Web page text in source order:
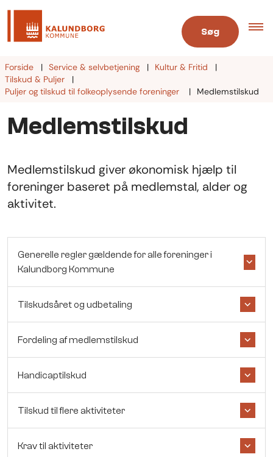
Søg
Forside Service & selvbetjening
Kultur & Fritid
Tilskud & Puljer
Puljer og tilskud til folkeoplysende foreninger
Medlemstilskud
Medlemstilskud
Medlemstilskud giver økonomisk hjælp til
foreninger baseret på medlemstal, alder og
aktivitet.
Generelle regler gældende for alle foreninger i
Kalundborg Kommune
Tilskudsåret og udbetaling
Fordeling af medlemstilskud
Handicaptilskud
Tilskud til flere aktiviteter
Krav til aktiviteter